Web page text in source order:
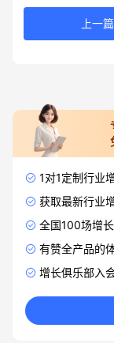
上一篇
1对1定制行业
获取最新行业
全国100场增
有赞全产品的
增长俱乐部入